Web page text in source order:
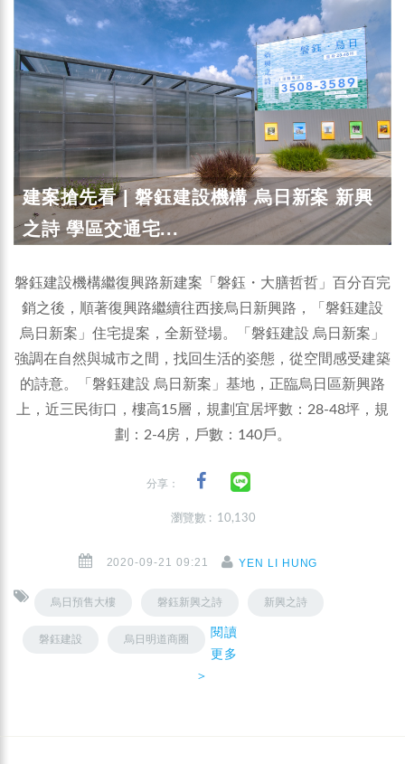
建案搶先看 | 磐鈺建設機構 烏日新案 新興
之詩 學區交通宅...
磐鈺建設機構繼復興路新建案「磐鈺・大膳哲哲」百分百完
銷之後，順著復興路繼續往西接烏日新興路，「磐鈺建設
烏日新案」住宅提案，全新登場。「磐鈺建設 烏日新案」
強調在自然與城市之間，找回生活的姿態，從空間感受建築
的詩意。「磐鈺建設 烏日新案」基地，正臨烏日區新興路
上，近三民街口，樓高15層，規劃宜居坪數：28-48坪，規
劃：2-4房，戶數：140戶。
分享：
瀏覽數 : 10,130
2020-09-21 09:21 YEN LI HUNG
烏日預售大樓 磐鈺新興之詩 新興之詩
磐鈺建設 烏日明道商圈
閱讀
更多
＞